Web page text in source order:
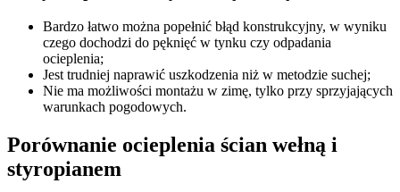
Bardzo łatwo można popełnić błąd konstrukcyjny, w wyniku
czego dochodzi do pęknięć w tynku czy odpadania
ocieplenia;
Jest trudniej naprawić uszkodzenia niż w metodzie suchej;
Nie ma możliwości montażu w zimę, tylko przy sprzyjających
warunkach pogodowych.
Porównanie ocieplenia ścian wełną i
styropianem